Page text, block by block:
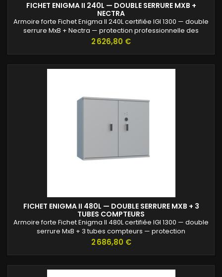
FICHET ENIGMA II 240L — DOUBLE SERRURE MXB +
NECTRA
Armoire forte Fichet Enigma II 240L certifiée IGI 1300 — double
serrure MxB + Nectra — protection professionnelle des
archives confidentielles.
Prix
2 626,80 €
FICHET ENIGMA II 480L — DOUBLE SERRURE MXB + 3
TUBES COMPTEURS
Armoire forte Fichet Enigma II 480L certifiée IGI 1300 — double
serrure MxB + 3 tubes compteurs — protection
professionnelle des archives confidentielles.
Prix
2 686,80 €